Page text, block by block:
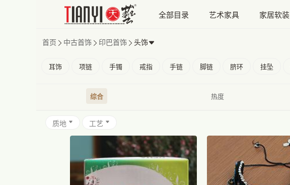
全部目录 艺术家具 家居软装
首页 中古首饰 印巴首饰 头饰
耳饰 项链 手镯 戒指 手链 脚链 脐环 挂坠
综合 热度
质地 工艺